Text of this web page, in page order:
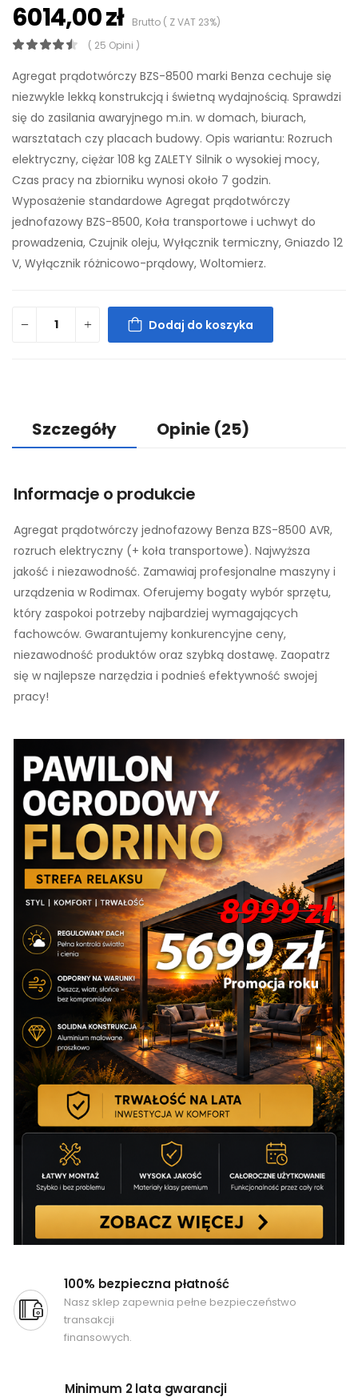
6014,00 złBrutto ( Z VAT 23%)
( 25 Opini )
Agregat prądotwórczy BZS-8500 marki Benza cechuje się
niezwykle lekką konstrukcją i świetną wydajnością. Sprawdzi
się do zasilania awaryjnego m.in. w domach, biurach,
warsztatach czy placach budowy. Opis wariantu: Rozruch
elektryczny, ciężar 108 kg ZALETY Silnik o wysokiej mocy,
Czas pracy na zbiorniku wynosi około 7 godzin.
Wyposażenie standardowe Agregat prądotwórczy
jednofazowy BZS-8500, Koła transportowe i uchwyt do
prowadzenia, Czujnik oleju, Wyłącznik termiczny, Gniazdo 12
V, Wyłącznik różnicowo-prądowy, Woltomierz.
Dodaj do koszyka
Szczegóły Opinie (25)
Informacje o produkcie
Agregat prądotwórczy jednofazowy Benza BZS-8500 AVR,
rozruch elektryczny (+ koła transportowe). Najwyższa
jakość i niezawodność. Zamawiaj profesjonalne maszyny i
urządzenia w Rodimax. Oferujemy bogaty wybór sprzętu,
który zaspokoi potrzeby najbardziej wymagających
fachowców. Gwarantujemy konkurencyjne ceny,
niezawodność produktów oraz szybką dostawę. Zaopatrz
się w najlepsze narzędzia i podnieś efektywność swojej
pracy!
100% bezpieczna płatność
Nasz sklep zapewnia pełne bezpieczeństwo
transakcji
finansowych.
Minimum 2 lata gwarancji